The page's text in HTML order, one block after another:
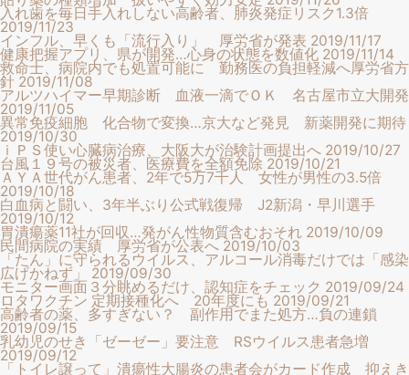
入れ歯を毎日手入れしない高齢者、肺炎発症リスク1.3倍
2019/11/23
インフル、早くも「流行入り」 厚労省が発表 2019/11/17
健康把握アプリ、県が開発…心身の状態を数値化 2019/11/14
救命士、病院内でも処置可能に 勤務医の負担軽減へ厚労省方
針 2019/11/08
アルツハイマー早期診断 血液一滴でＯＫ 名古屋市立大開発
2019/11/05
異常免疫細胞 化合物で変換…京大など発見 新薬開発に期待
2019/10/30
ｉＰＳ使い心臓病治療、大阪大が治験計画提出へ 2019/10/27
台風１９号の被災者、医療費を全額免除 2019/10/21
ＡＹＡ世代がん患者、2年で5万7千人 女性が男性の3.5倍
2019/10/18
白血病と闘い、3年半ぶり公式戦復帰 J2新潟・早川選手
2019/10/12
胃潰瘍薬11社が回収…発がん性物質含むおそれ 2019/10/09
民間病院の実績 厚労省が公表へ 2019/10/03
「たん」に守られるウイルス、アルコール消毒だけでは「感染
広げかねず」 2019/09/30
モニター画面３分眺めるだけ、認知症をチェック 2019/09/24
ロタワクチン 定期接種化へ 20年度にも 2019/09/21
高齢者の薬、多すぎない？ 副作用でまた処方…負の連鎖
2019/09/15
乳幼児のせき「ゼーゼー」要注意 RSウイルス患者急増
2019/09/12
「トイレ譲って」潰瘍性大腸炎の患者会がカード作成 抑えき